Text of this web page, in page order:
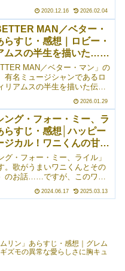
「雨に唄えば」で有名なジー
です。夜のパリの芸術的な美
事表現されてい...
2020.12.16 2026.02.04
MAN／ベター・
らすじ・感想｜ロビー・
ムスの半生を描いた……
MAN／ベター・マン」の
有名ミュージシャンであるロ
リアムスの半生を描いた伝記
とんど知らなかったのです
も十分に楽しめました。ロビ
アムスがサルとして描かれて
ょっぴり違和感だけど、その
す。歌の演出が素晴らしく
スト・ショーマン」の監督が
るだけのことはあるなと思い
2026.01.29
ング・フォー・ミー、ラ
らすじ・感想│ハッピー
ジカル！ワニくんの甘い
っとり
グ・フォー・ミー、ライル」
。歌がうまいワニくんとその
のお話……ですが、このワニ
務めるのは、なんとショー
ス！ 歌声が甘く、そして爽
かにも、石丸幹二さんや水樹
ど、そうそうたる顔ぶれが集
2024.06.17 2025.03.13
リン」あらすじ・感想｜グレム
ズモの異常な愛らしさに胸キュ